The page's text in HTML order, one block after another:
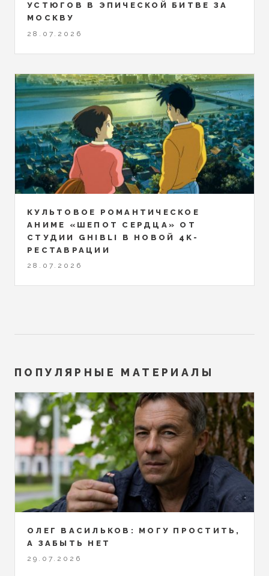
УСТЮГОВ В ЭПИЧЕСКОЙ БИТВЕ ЗА
МОСКВУ
28.07.2026
КУЛЬТОВОЕ РОМАНТИЧЕСКОЕ
АНИМЕ «ШЕПОТ СЕРДЦА» ОТ
СТУДИИ GHIBLI В НОВОЙ 4K-
РЕСТАВРАЦИИ
28.07.2026
ПОПУЛЯРНЫЕ МАТЕРИАЛЫ
ОЛЕГ ВАСИЛЬКОВ: МОГУ ПРОСТИТЬ,
А ЗАБЫТЬ НЕТ
29.07.2026